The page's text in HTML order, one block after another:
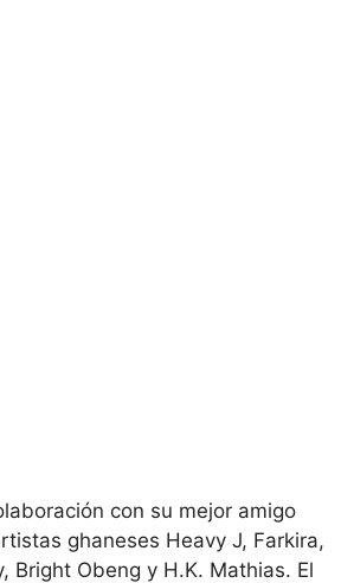
con su mejor amigo
ghaneses Heavy J, Farkira,
Bright Obeng y H.K. Mathias. El